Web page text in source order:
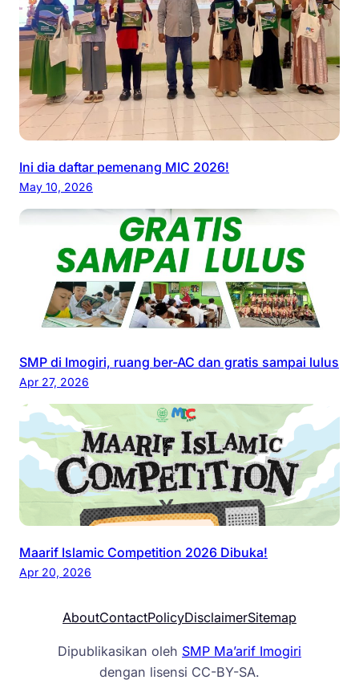
Ini dia daftar pemenang MIC 2026!
May 10, 2026
SMP di Imogiri, ruang ber-AC dan gratis sampai lulus
Apr 27, 2026
Maarif Islamic Competition 2026 Dibuka!
Apr 20, 2026
AboutContactPolicyDisclaimerSitemap
Dipublikasikan oleh SMP Ma’arif Imogiri
dengan lisensi CC-BY-SA.